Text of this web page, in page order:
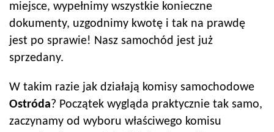
miejsce, wypełnimy wszystkie konieczne
dokumenty, uzgodnimy kwotę i tak na prawdę
jest po sprawie! Nasz samochód jest już
sprzedany.
W takim razie jak działają komisy samochodowe
Ostróda ? Początek wygląda praktycznie tak samo,
zaczynamy od wyboru właściwego komisu